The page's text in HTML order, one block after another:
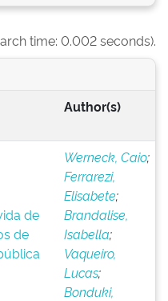
time: 0.002 seconds).
Author(s)
de
de
Werneck, Caio;
Ferrarezi,
Elisabete;
Brandalise,
Isabella;
Vaqueiro,
Lucas;
Bonduki,